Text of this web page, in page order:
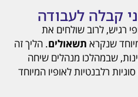
קבלה לעבודה
רגיש, לרוב שולחים את
שנקרא תשאולים. הליך זה
שבמהלכו מנהלים שיחה
רלבנטיות לאופיו המיוחד